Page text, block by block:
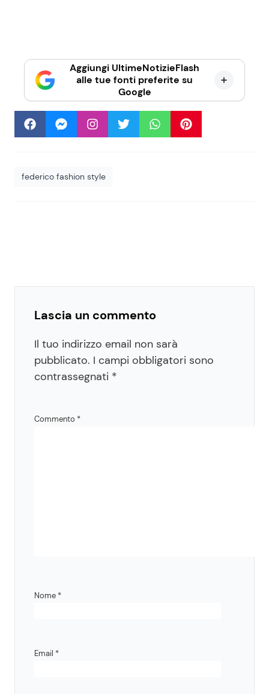
Aggiungi UltimeNotizieFlash
alle tue fonti preferite su
Google
federico fashion style
Lascia un commento
Il tuo indirizzo email non sarà
pubblicato. I campi obbligatori sono
contrassegnati *
Commento *
Nome *
Email *